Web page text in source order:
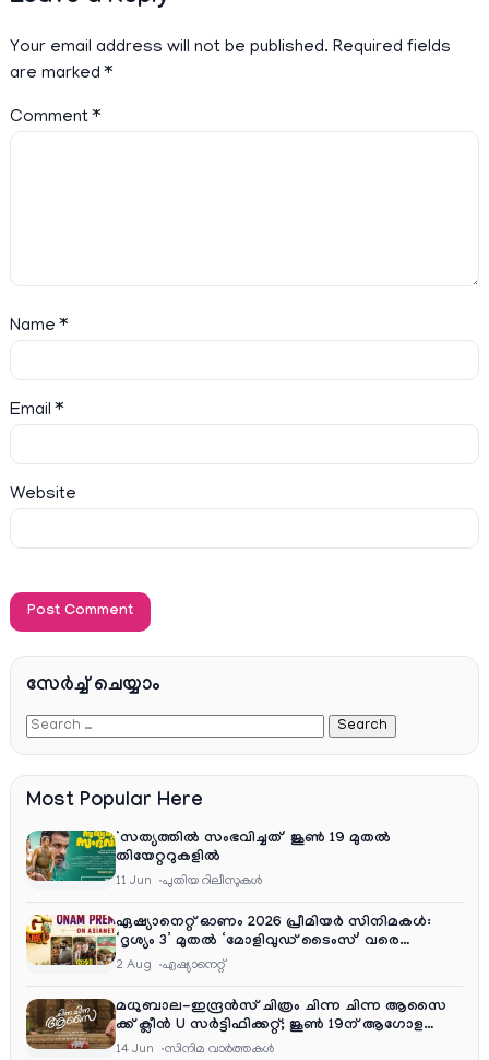
Your email address will not be published. Required fields
are marked*
Comment*
Name*
Email*
Website
സേര്‍ച്ച്‌ ചെയ്യാം
Most Popular Here
‘സത്യത്തിൽ സംഭവിച്ചത്’ ജൂൺ 19 മുതൽ
തിയേറ്ററുകളിൽ
11 Jun പുതിയ റിലീസുകള്‍
ഏഷ്യാനെറ്റ് ഓണം 2026 പ്രീമിയർ സിനിമകൾ:
‘ദൃശ്യം 3’ മുതൽ ‘മോളിവുഡ് ടൈംസ്’ വരെ
ആഘോഷ വിരുന്ന്
2 Aug ഏഷ്യാനെറ്റ്‌
മധുബാല-ഇന്ദ്രൻസ് ചിത്രം ചിന്ന ചിന്ന ആസൈ
ക്ക് ക്ലീൻ U സർട്ടിഫിക്കറ്റ്; ജൂൺ 19ന് ആഗോള
റിലീസ്
14 Jun സിനിമ വാര്‍ത്തകള്‍